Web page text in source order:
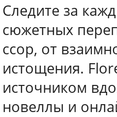
Следите за
сюжетных
ссор, от
истощения.
источником
новеллы и